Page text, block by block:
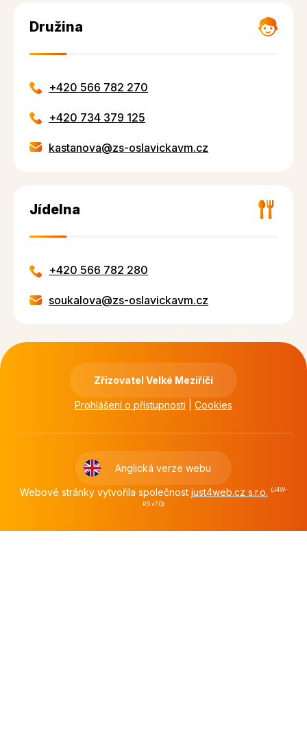
Družina
+420 566 782 270
+420 734 379 125
kastanova@zs-oslavickavm.cz
Jídelna
+420 566 782 280
soukalova@zs-oslavickavm.cz
Zřizovatel Velké Meziříčí
Prohlášení o přístupnosti Cookies
Anglická verze webu
Webové stránky vytvořila společnost just4web.cz s.r.o. (J4W-
RS v7.0)